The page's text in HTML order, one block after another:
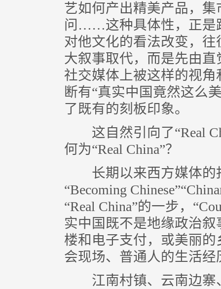
艺如何产出精美产品，
问……这种具体性，正是
对他文化的看法改变，
大叙事取代，而是先由
社交媒体上被这样的视
断有“真实中国竟然这么
了既有的刻板印象。
这自然引向了“Real
何为“Real China”？
长期以来西方媒体的
“Becoming
“Real China”的一步，
实中国既不是地缘政治
楼和电子支付，或美丽
会现场、普通人的生活经
江南村镇、云南边寨